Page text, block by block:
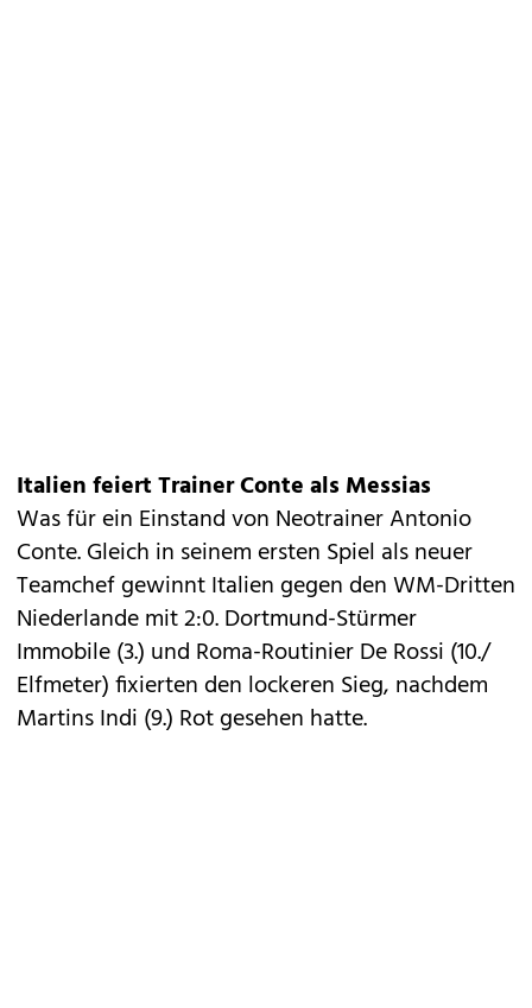
Italien feiert Trainer Conte als Messias
Was für ein Einstand von Neotrainer Antonio
Conte. Gleich in seinem ersten Spiel als neuer
Teamchef gewinnt Italien gegen den WM-Dritten
Niederlande mit 2:0. Dortmund-Stürmer
Immobile (3.) und Roma-Routinier De Rossi (10./
Elfmeter) fixierten den lockeren Sieg, nachdem
Martins Indi (9.) Rot gesehen hatte.